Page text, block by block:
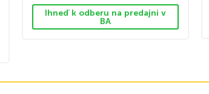
Ihneď k odberu na predajni v
BA